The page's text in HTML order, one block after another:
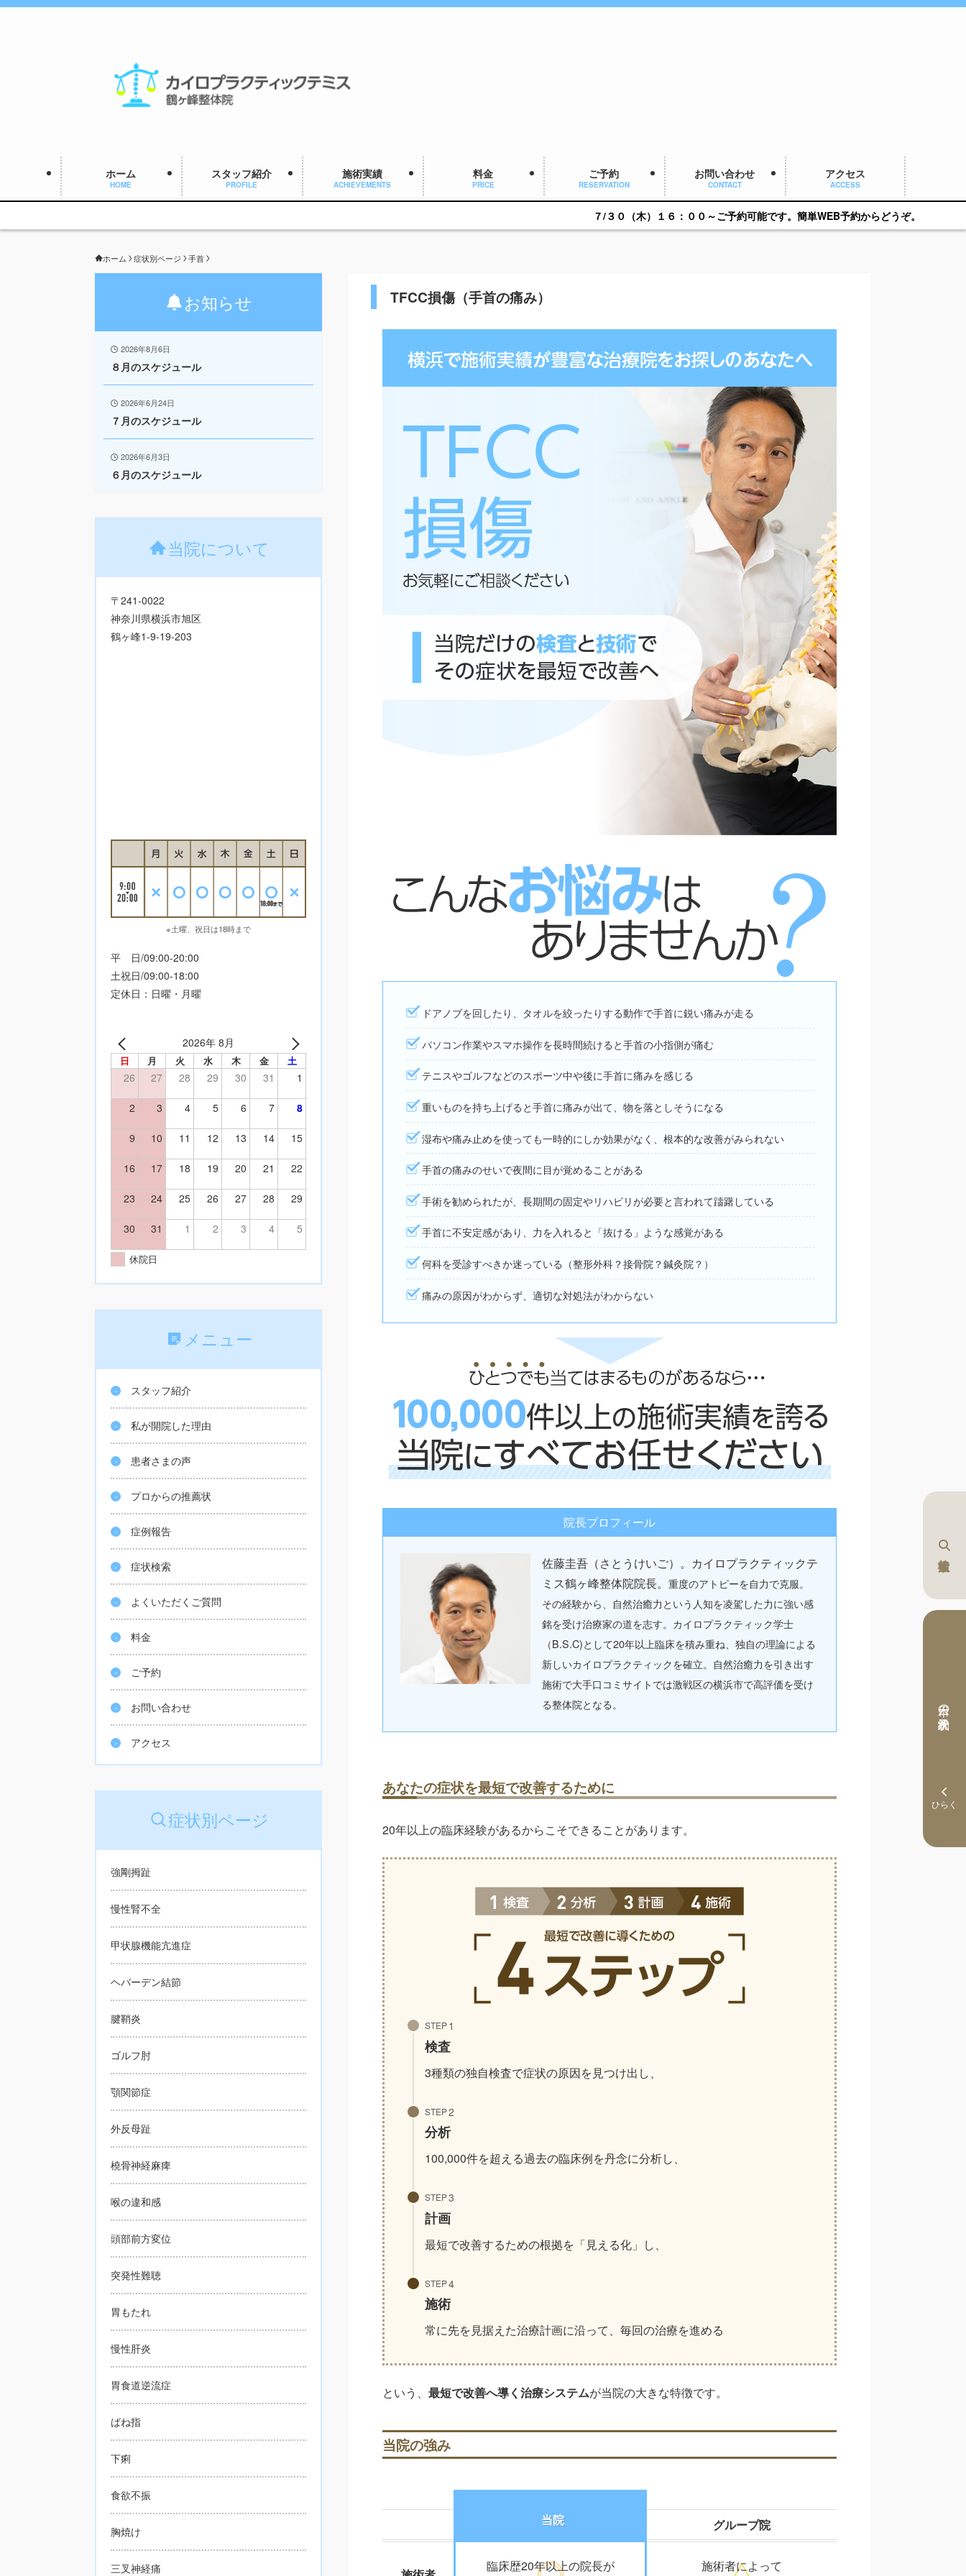
ホーム
HOME
スタッフ紹介
PROFILE
施術実績
ACHIEVEMENTS
料金
PRICE
ご予約
RESERVATION
お問い合わせ
CONTACT
アクセス
ACCESS
７/３０（木）１６：００～ご予約可能です。簡単WEB予約からどうぞ。
ホーム 症状別ページ 手首
TFCC損傷（手首の痛み）
本日の予約状況
ドアノブを回したり、タオルを絞ったりする動作で手首に鋭い痛みが走る
パソコン作業やスマホ操作を長時間続けると手首の小指側が痛む
テニスやゴルフなどのスポーツ中や後に手首に痛みを感じる
重いものを持ち上げると手首に痛みが出て、物を落としそうになる
湿布や痛み止めを使っても一時的にしか効果がなく、根本的な改善がみられない
手首の痛みのせいで夜間に目が覚めることがある
手術を勧められたが、長期間の固定やリハビリが必要と言われて躊躇している
手首に不安定感があり、力を入れると「抜ける」ような感覚がある
何科を受診すべきか迷っている（整形外科？接骨院？鍼灸院？）
痛みの原因がわからず、適切な対処法がわからない
院長プロフィール
佐藤圭吾（さとうけいご）。カイロプラクティックテ
ミス鶴ヶ峰整体院院長。重度のアトピーを自力で克服。
その経験から、自然治癒力という人知を凌駕した力に強い感
銘を受け治療家の道を志す。カイロプラクティック学士
（B.S.C)として20年以上臨床を積み重ね、独自の理論による
新しいカイロプラクティックを確立。自然治癒力を引き出す
施術で大手口コミサイトでは激戦区の横浜市で高評価を受け
る整体院となる。
あなたの症状を最短で改善するために
20年以上の臨床経験があるからこそできることがあります。
STEP
検査
3種類の独自検査で症状の原因を見つけ出し、
STEP
分析
100,000件を超える過去の臨床例を丹念に分析し、
STEP
計画
最短で改善するための根拠を「見える化」し、
STEP
施術
常に先を見据えた治療計画に沿って、毎回の治療を進める
という、 最短で改善へ導く治療システムが当院の大きな特徴です。
当院の強み
当院 グループ院
臨床歴20年以上の院長が
施術者によって
お知らせ
2026年8月6日
８月のスケジュール
2026年6月24日
７月のスケジュール
2026年6月3日
６月のスケジュール
当院について
〒241-0022
神奈川県横浜市旭区
鶴ヶ峰1-9-19-203
※土曜、祝日は18時まで
平 日/09:00-20:00
土祝日/09:00-18:00
定休日：日曜・月曜
2026年 8月
日 月 火 水 木 金 土
26 27 28 29 30 31 1
2 3 4 5 6 7 8
9 10 11 12 13 14 15
16 17 18 19 20 21 22
23 24 25 26 27 28 29
30 31 1 2 3 4 5
休院日
メニュー
スタッフ紹介
私が開院した理由
患者さまの声
プロからの推薦状
症例報告
症状検索
よくいただくご質問
料金
ご予約
お問い合わせ
アクセス
症状別ページ
強剛拇趾
慢性腎不全
甲状腺機能亢進症
ヘバーデン結節
腱鞘炎
ゴルフ肘
顎関節症
外反母趾
橈骨神経麻痺
喉の違和感
頭部前方変位
突発性難聴
胃もたれ
慢性肝炎
胃食道逆流症
ばね指
下痢
食欲不振
胸焼け
三叉神経痛